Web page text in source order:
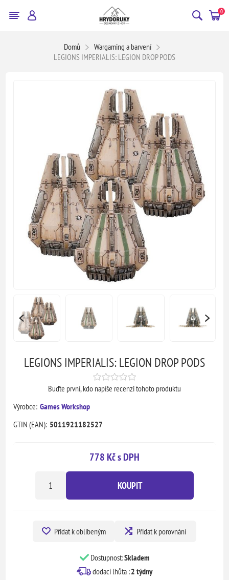
0
Domů
Wargaming a barvení
LEGIONS IMPERIALIS: LEGION DROP PODS
LEGIONS IMPERIALIS: LEGION DROP PODS
Buďte první, kdo napíše recenzi tohoto produktu
Výrobce: Games Workshop
GTIN (EAN): 5011921182527
778 Kč s DPH
KOUPIT
Přidat k oblíbeným Přidat k porovnání
Dostupnost:Skladem
dodací lhůta :2 týdny